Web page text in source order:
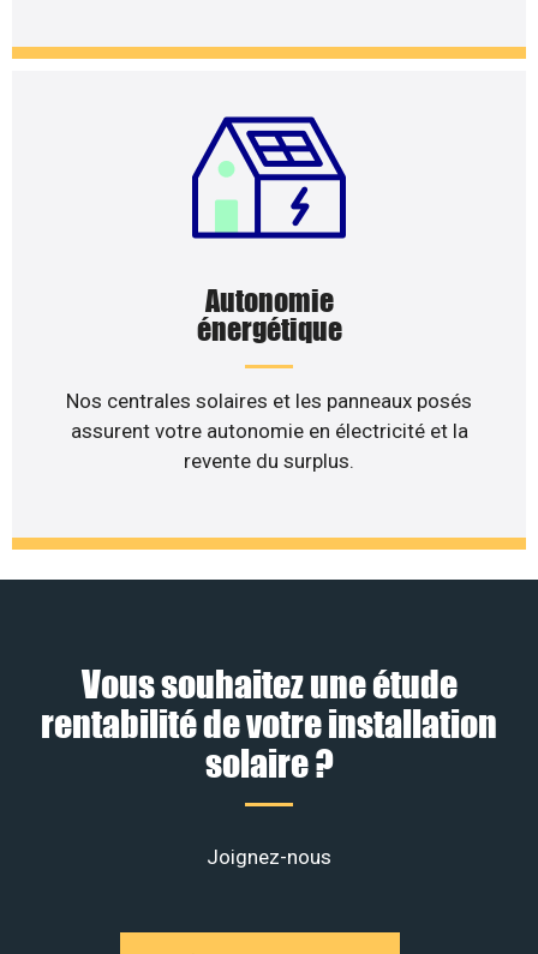
Autonomie
énergétique
Nos centrales solaires et les panneaux posés
assurent votre autonomie en électricité et la
revente du surplus.
Vous souhaitez une étude
rentabilité de votre installation
solaire ?
Joignez-nous